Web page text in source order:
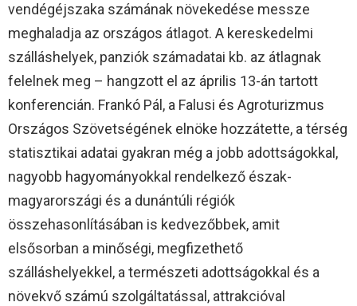
vendégéjszaka számának növekedése messze
meghaladja az országos átlagot. A kereskedelmi
szálláshelyek, panziók számadatai kb. az átlagnak
felelnek meg – hangzott el az április 13-án tartott
konferencián. Frankó Pál, a Falusi és Agroturizmus
Országos Szövetségének elnöke hozzátette, a térség
statisztikai adatai gyakran még a jobb adottságokkal,
nagyobb hagyományokkal rendelkező észak-
magyarországi és a dunántúli régiók
összehasonlításában is kedvezőbbek, amit
elsősorban a minőségi, megfizethető
szálláshelyekkel, a természeti adottságokkal és a
növekvő számú szolgáltatással, attrakcióval